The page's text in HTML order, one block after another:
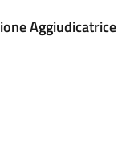
Aggiudicatrice